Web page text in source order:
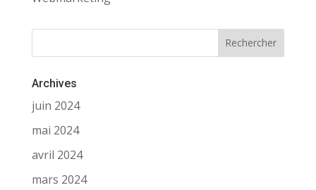
Archives
juin 2024
mai 2024
avril 2024
mars 2024